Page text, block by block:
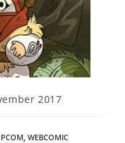
2017
WEBCOMIC